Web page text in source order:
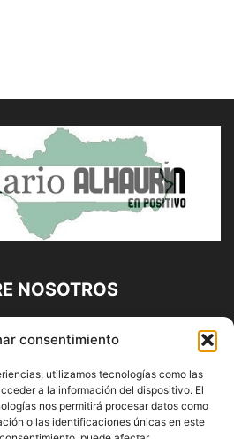
consentimiento
utilizamos tecnologías como las
a la información del dispositivo. El
nos permitirá procesar datos como
o las identificaciones únicas en este
NOSOTROS
Propiedad de
| 639 95 71 95 | Noticias de
Málaga y Provincia|